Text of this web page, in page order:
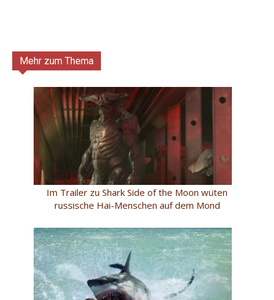
Mehr zum Thema
Im Trailer zu Shark Side of the Moon wüten
russische Hai-Menschen auf dem Mond